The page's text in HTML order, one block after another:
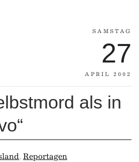
SAMSTAG
27
APRIL 2002
als in
, Reportagen